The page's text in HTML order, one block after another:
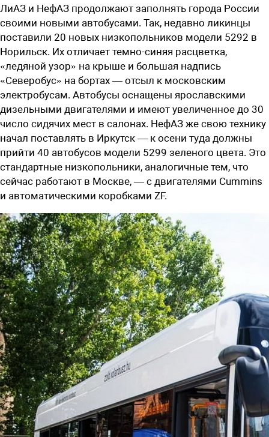
ЛиАЗ и НефАЗ продолжают заполнять города России
своими новыми автобусами. Так, недавно ликинцы
поставили 20 новых низкопольников модели 5292 в
Норильск. Их отличает темно-синяя расцветка,
«ледяной узор» на крыше и большая надпись
«Северобус» на бортах — отсыл к московским
электробусам. Автобусы оснащены ярославскими
дизельными двигателями и имеют увеличенное до 30
число сидячих мест в салонах. НефАЗ же свою технику
начал поставлять в Иркутск — к осени туда должны
прийти 40 автобусов модели 5299 зеленого цвета. Это
стандартные низкопольники, аналогичные тем, что
сейчас работают в Москве, — с двигателями Cummins
и автоматическими коробками ZF.